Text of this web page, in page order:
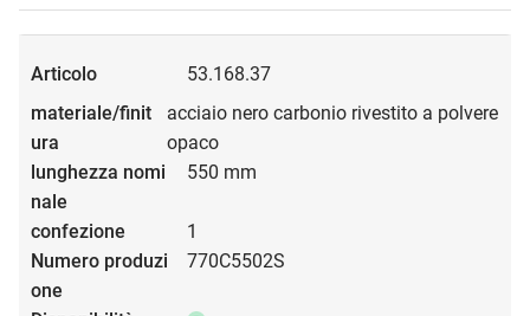
53.168.37
acciaio nero carbonio rivestito a polvere
opaco
550 mm
1
770C5502S